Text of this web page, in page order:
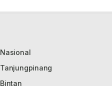
Nasional
Tanjungpinang
Bintan